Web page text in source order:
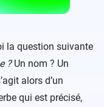
la question suivante
?Un nom ? Un
alors d’un
qui est précisé,